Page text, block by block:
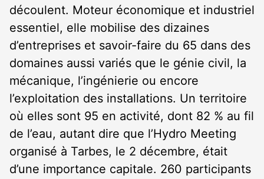
découlent. Moteur économique et industriel
essentiel, elle mobilise des dizaines
d’entreprises et savoir-faire du 65 dans des
domaines aussi variés que le génie civil, la
mécanique, l’ingénierie ou encore
l’exploitation des installations. Un territoire
où elles sont 95 en activité, dont 82 % au fil
de l’eau, autant dire que l’Hydro Meeting
organisé à Tarbes, le 2 décembre, était
d’une importance capitale. 260 participants